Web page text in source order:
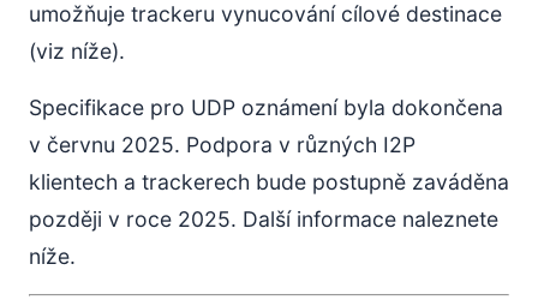
umožňuje trackeru vynucování cílové destinace
(viz níže).
Specifikace pro UDP oznámení byla dokončena
v červnu 2025. Podpora v různých I2P
klientech a trackerech bude postupně zaváděna
později v roce 2025. Další informace naleznete
níže.